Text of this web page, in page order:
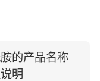
的产品名称
明